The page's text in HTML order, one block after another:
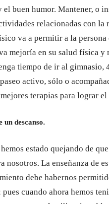
el buen humor. Mantener, o
relacionadas con la
va a permitir a la persona
mejoría en su salud física y
tiempo de ir al gimnasio,
activo, sólo o
terapias para lograr el
un descanso.
estado quejando de
nosotros. La enseñanza de
debe habernos
pues cuando ahora hemos